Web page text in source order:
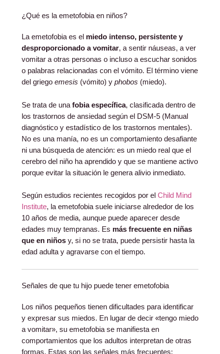
¿Qué es la emetofobia en niños?
La emetofobia es el miedo intenso, persistente y
desproporcionado a vomitar, a sentir náuseas, a ver
vomitar a otras personas o incluso a escuchar sonidos
o palabras relacionadas con el vómito. El término viene
del griego emesis (vómito) y phobos (miedo).
Se trata de una fobia específica, clasificada dentro de
los trastornos de ansiedad según el DSM-5 (Manual
diagnóstico y estadístico de los trastornos mentales).
No es una manía, no es un comportamiento desafiante
ni una búsqueda de atención: es un miedo real que el
cerebro del niño ha aprendido y que se mantiene activo
porque evitar la situación le genera alivio inmediato.
Según estudios recientes recogidos por el Child Mind
Institute, la emetofobia suele iniciarse alrededor de los
10 años de media, aunque puede aparecer desde
edades muy tempranas. Es más frecuente en niñas
que en niños y, si no se trata, puede persistir hasta la
edad adulta y agravarse con el tiempo.
Señales de que tu hijo puede tener emetofobia
Los niños pequeños tienen dificultades para identificar
y expresar sus miedos. En lugar de decir «tengo miedo
a vomitar», su emetofobia se manifiesta en
comportamientos que los adultos interpretan de otras
formas. Estas son las señales más frecuentes: